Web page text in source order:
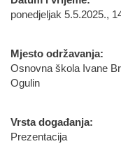
ponedjeljak 5.5.2025.,
Mjesto održavanja:
Osnovna škola Ivane
Ogulin
Vrsta događanja:
Prezentacija